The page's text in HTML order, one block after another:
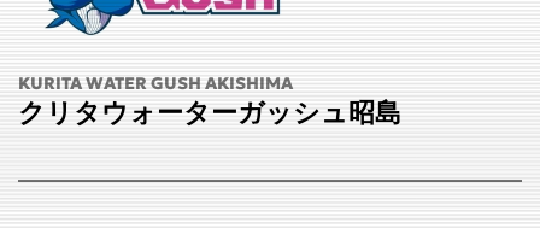
KURITA WATER GUSH AKISHIMA
クリタウォーターガッシュ昭島